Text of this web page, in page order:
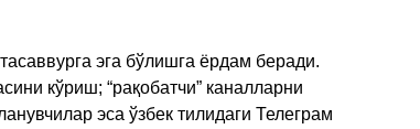
эга бўлишга ёрдам беради.
кўриш; “рақобатчи” каналларни
эса ўзбек тилидаги Телеграм